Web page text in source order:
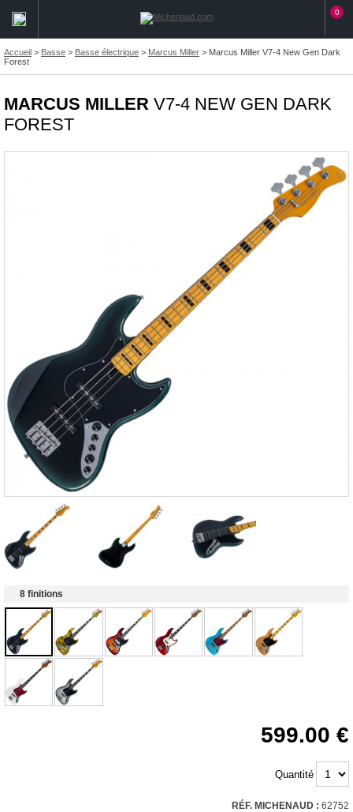
0
Accueil > Basse > Basse électrique > Marcus Miller > Marcus Miller V7-4 New Gen Dark
Forest
MARCUS MILLER V7-4 NEW GEN DARK
FOREST
8 finitions
599.00
Quantité
RÉF. MICHENAUD : 62752